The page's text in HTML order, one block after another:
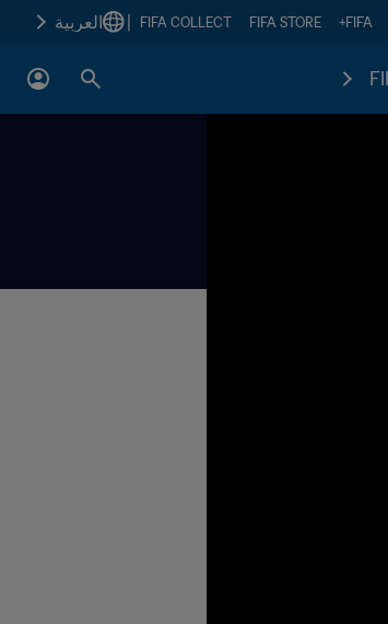
FIFA+
FIFA STORE
FIFA COLLECT العربية